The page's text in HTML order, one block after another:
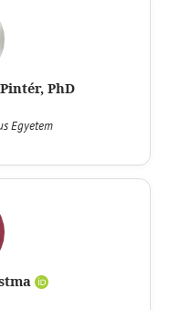
PhD
Egyetem